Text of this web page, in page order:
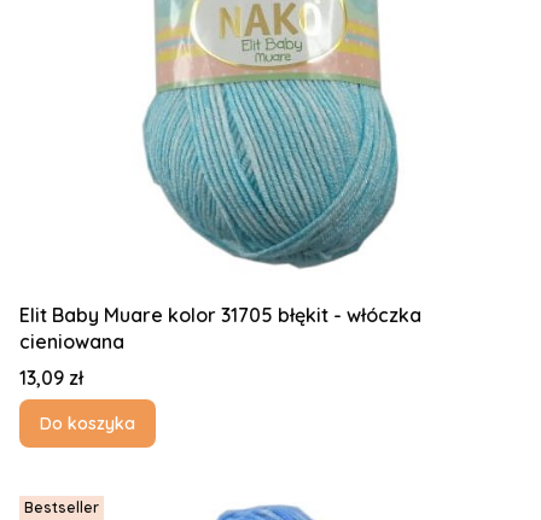
Elit Baby Muare kolor 31705 błękit - włóczka
cieniowana
Cena
13,09 zł
Do koszyka
Bestseller